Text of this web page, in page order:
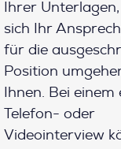
Ihrer
sich Ihr
für die
Position
Ihnen. Bei einem
Telefon- oder
Videointerview